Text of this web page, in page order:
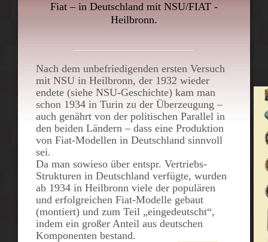
Fiat – in Deutschland mit NSU/FIAT -
Heilbronn.
Nach dem unbefriedigenden ersten Versuch
mit NSUin Heilbronn, der 1932 wieder
endete (siehe NSU-Geschichte) kam man
schon 1934 in Turin zu der Überzeugung –
auch genährt von der politischen Parallel in
den beiden Ländern – dass eine Produktion
von Fiat-Modellenin Deutschland sinnvoll
sei.
Da man sowieso über entspr. Vertriebs-
Strukturen in Deutschland verfügte, wurden
ab 1934 in Heilbronn viele der populären
und erfolgreichen Fiat-Modelle gebaut
(montiert) und zum Teil „eingedeutscht“,
indem ein großer Anteil aus deutschen
Komponenten bestand.